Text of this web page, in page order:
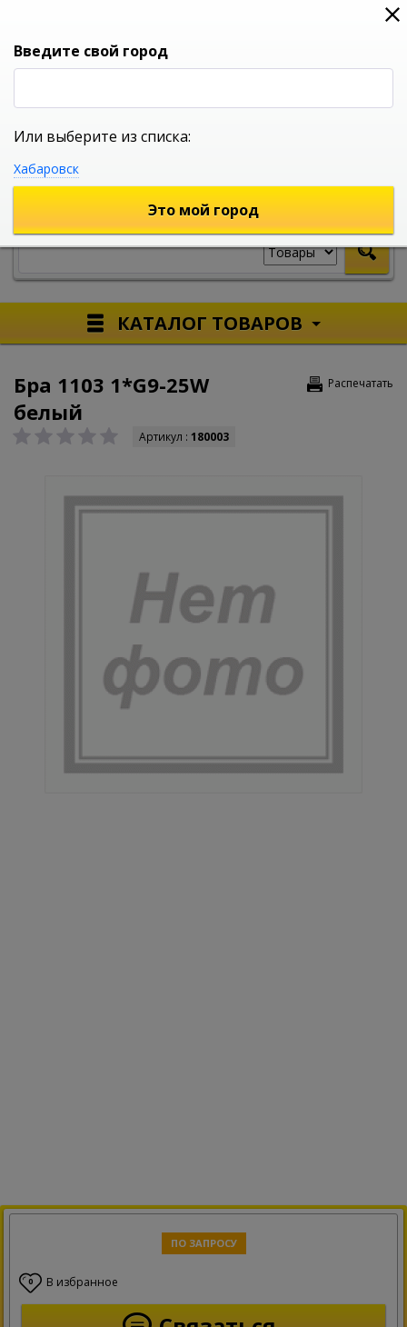
0
УНИВЕРСАЛЬНЫЙ ИНТЕРНЕТ МАГАЗИН
КАТАЛОГ ТОВАРОВ
Распечатать
Бра 1103 1*G9-25W
белый
Артикул : 180003
ПО ЗАПРОСУ
0 В избранное
Введите свой город
Или выберите из списка:
Хабаровск
Это мой город